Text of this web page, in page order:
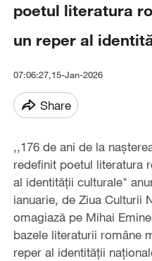
poetul literatura
un reper al
07:06:27,15-Jan-2026
Share
,,176 de ani de la
redefinit poetul literatura
al identității culturale"
ianuarie, de Ziua Culturii
omagiază pe Mihai
bazele literaturii române
reper al identității